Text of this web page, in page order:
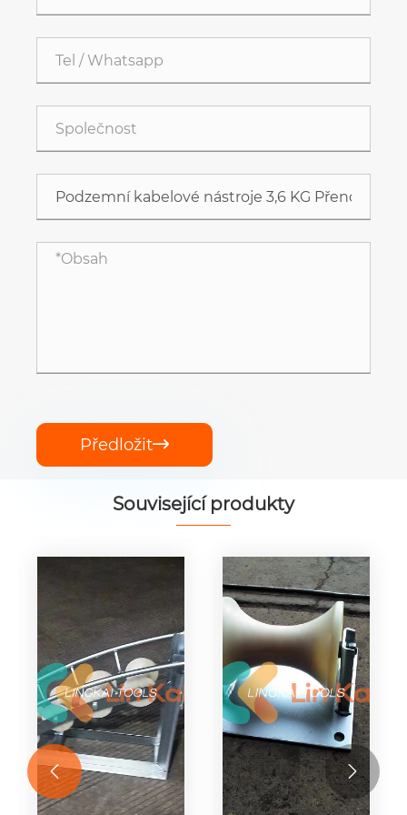
Předložit
Související produkty
 